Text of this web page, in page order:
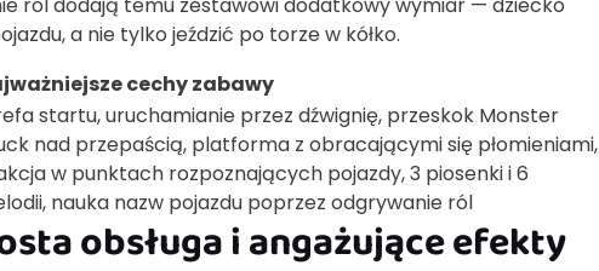
a nie tylko jeździć po torze w kółko.
cechy zabawy
startu, uruchamianie przez dźwignię, przeskok Monster
nad przepaścią, platforma z obracającymi się płomieniami,
w punktach rozpoznających pojazdy, 3 piosenki i 6
nauka nazw pojazdu poprzez odgrywanie ról
obsługa i angażujące efekty